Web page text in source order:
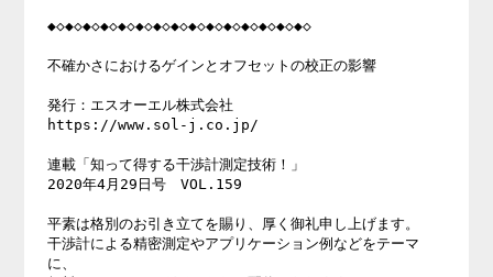
◆◇◆◇◆◇◆◇◆◇◆◇◆◇◆◇◆◇◆◇◆◇◆◇◆◇◆◇◆◇
不確かさにおけるゲインとオフセットの校正の影響
発行：エスオーエル株式会社
https://www.sol-j.co.jp/
連載「知って得する干渉計測定技術！」
2020年4月29日号　VOL.159
平素は格別のお引き立てを賜り、厚く御礼申し上げます。
干渉計による精密測定やアプリケーション例などをテーマ
に、